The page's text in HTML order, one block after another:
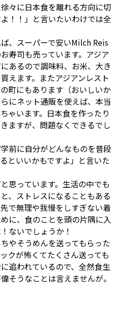
々に日本食を離れる方向に切
！！」と言いたいわけでは全
、スーパーで安いMilch Reis
寿司も売っています。アジア
あるので調味料、お米、大き
えます。またアジアンレスト
町にもあります（おいしいか
にネット通販を使えば、本当
ゃいます。日本食を作ったり
ますが、問題なくできるでし
前に自分がどんなものを普段
といいかもですよ」と言いた
思っています。生活の中でも
、ストレスになることもある
で無理や我慢をしすぎない着
に、食のことを頭の片隅に入
ないでしょうか！
やそうめんを送ってもらった
クが怖くてたくさん送っても
追われているので、全然食生
そうなことは言えませんが。